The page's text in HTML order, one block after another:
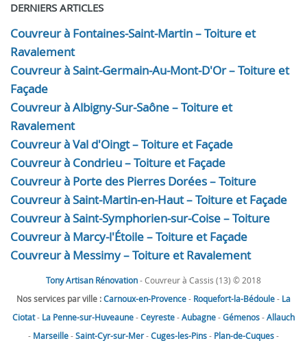
DERNIERS ARTICLES
Couvreur à Fontaines-Saint-Martin – Toiture et
Ravalement
Couvreur à Saint-Germain-Au-Mont-D'Or – Toiture et
Façade
Couvreur à Albigny-Sur-Saône – Toiture et
Ravalement
Couvreur à Val d'Oingt – Toiture et Façade
Couvreur à Condrieu – Toiture et Façade
Couvreur à Porte des Pierres Dorées – Toiture
Couvreur à Saint-Martin-en-Haut – Toiture et Façade
Couvreur à Saint-Symphorien-sur-Coise – Toiture
Couvreur à Marcy-l'Étoile – Toiture et Façade
Couvreur à Messimy – Toiture et Ravalement
Tony Artisan Rénovation- Couvreur à Cassis (13) © 2018
Nos services par ville :Carnoux-en-Provence- Roquefort-la-Bédoule- La
Ciotat- La Penne-sur-Huveaune-Ceyreste-Aubagne-Gémenos-Allauch
- Marseille-Saint-Cyr-sur-Mer-Cuges-les-Pins- Plan-de-Cuques-